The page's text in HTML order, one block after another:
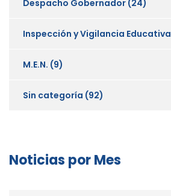
Despacho Gobernador (24)
Inspección y Vigilancia Educativa
M.E.N. (9)
Sin categoría (92)
Noticias por Mes